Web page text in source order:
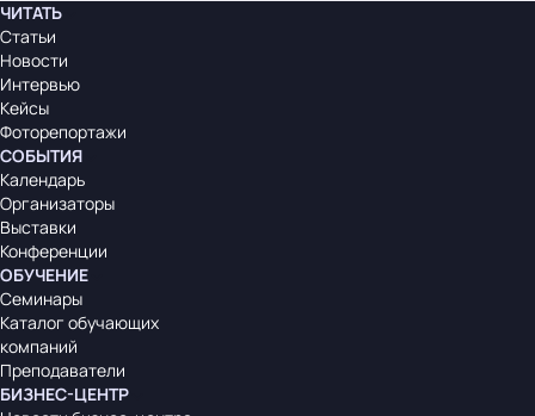
ЧИТАТЬ
Статьи
Новости
Интервью
Кейсы
Фоторепортажи
СОБЫТИЯ
Календарь
Организаторы
Выставки
Конференции
ОБУЧЕНИЕ
Семинары
Каталог обучающих
компаний
Преподаватели
БИЗНЕС-ЦЕНТР